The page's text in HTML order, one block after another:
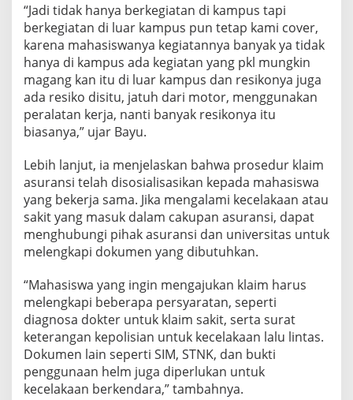
“Jadi tidak hanya berkegiatan di kampus tapi
berkegiatan di luar kampus pun tetap kami cover,
karena mahasiswanya kegiatannya banyak ya tidak
hanya di kampus ada kegiatan yang pkl mungkin
magang kan itu di luar kampus dan resikonya juga
ada resiko disitu, jatuh dari motor, menggunakan
peralatan kerja, nanti banyak resikonya itu
biasanya,” ujar Bayu.
Lebih lanjut, ia menjelaskan bahwa prosedur klaim
asuransi telah disosialisasikan kepada mahasiswa
yang bekerja sama. Jika mengalami kecelakaan atau
sakit yang masuk dalam cakupan asuransi, dapat
menghubungi pihak asuransi dan universitas untuk
melengkapi dokumen yang dibutuhkan.
“Mahasiswa yang ingin mengajukan klaim harus
melengkapi beberapa persyaratan, seperti
diagnosa dokter untuk klaim sakit, serta surat
keterangan kepolisian untuk kecelakaan lalu lintas.
Dokumen lain seperti SIM, STNK, dan bukti
penggunaan helm juga diperlukan untuk
kecelakaan berkendara,” tambahnya.